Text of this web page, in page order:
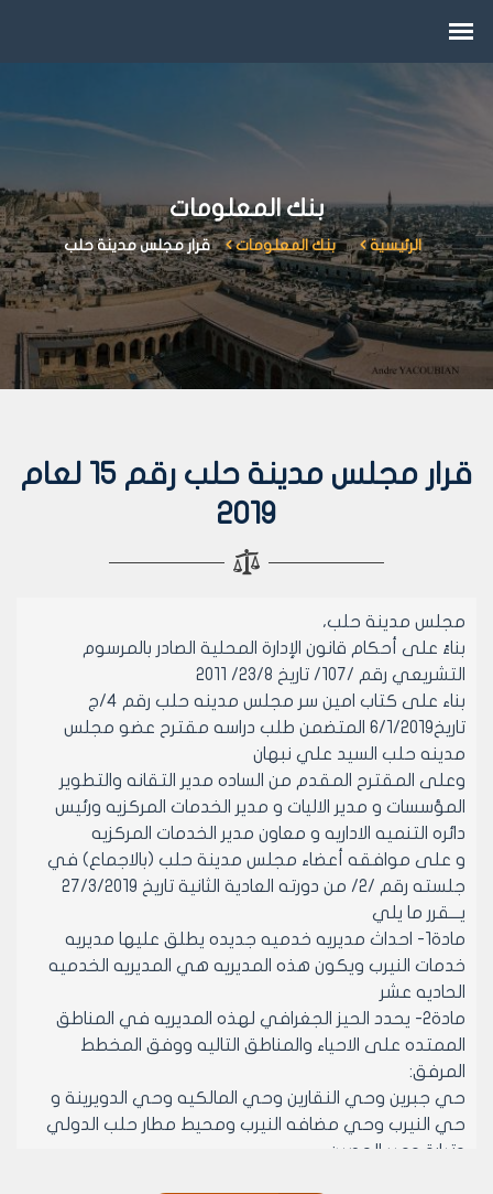
بنك المعلومات
الرئيسية بنك المعلومات قرار مجلس مدينة حلب
قرار مجلس مدينة حلب رقم 15 لعام
2019
مجلس مدينة حلب،
بناءً على أحكام قانون الإدارة المحلية الصادر بالمرسوم
التشريعي رقم /107/ تاريخ 23/8/ 2011
بناء على كتاب امين سر مجلس مدينه حلب رقم ٤/ج
تاريخ٦/١/٢٠١٩ المتضمن طلب دراسه مقترح عضو مجلس
مدينه حلب السيد علي نبهان
وعلى المقترح المقدم من الساده مدير التقانه والتطوير
المؤسسات و مدير الاليات و مدير الخدمات المركزيه ورئيس
دائره التنميه الاداريه و معاون مدير الخدمات المركزيه
و على موافقه أعضاء مجلس مدينة حلب (بالاجماع) في
جلسته رقم /2/ من دورته العادية الثانية تاريخ 27/3/2019
يـــقرر ما يلي
مادة1- احداث مديريه خدميه جديده يطلق عليها مديريه
خدمات النيرب ويكون هذه المديريه هي المديريه الخدميه
الحاديه عشر
مادة2- يحدد الحيز الجغرافي لهذه المديريه في المناطق
الممتده على الاحياء والمناطق التاليه ووفق المخطط
المرفق:
حي جبرين وحي النقارين وحي المالكيه وحي الدويرينة و
حي النيرب وحي مضافه النيرب ومحيط مطار حلب الدولي
وتيارة ومير الحصين